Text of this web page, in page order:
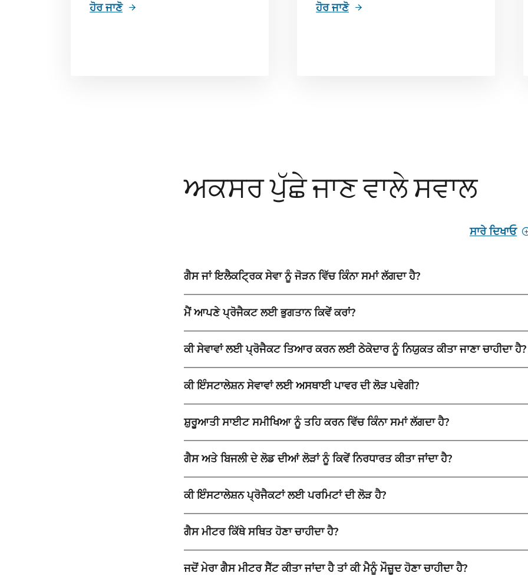
ਹੋਰ ਜਾਣੋ ਹੋਰ ਜਾਣੋ
ਅਕਸਰ ਪੁੱਛੇ ਜਾਣ ਵਾਲੇ ਸਵਾਲ
ਸਾਰੇ ਦਿਖਾਓ
ਗੈਸ ਜਾਂ ਇਲੈਕਟ੍ਰਿਕ ਸੇਵਾ ਨੂੰ ਜੋੜਨ ਵਿੱਚ ਕਿੰਨਾ ਸਮਾਂ ਲੱਗਦਾ ਹੈ?
ਮੈਂ ਆਪਣੇ ਪ੍ਰੋਜੈਕਟ ਲਈ ਭੁਗਤਾਨ ਕਿਵੇਂ ਕਰਾਂ?
ਕੀ ਸੇਵਾਵਾਂ ਲਈ ਪ੍ਰੋਜੈਕਟ ਤਿਆਰ ਕਰਨ ਲਈ ਠੇਕੇਦਾਰ ਨੂੰ ਨਿਯੁਕਤ ਕੀਤਾ ਜਾਣਾ ਚਾਹੀਦਾ ਹੈ?
ਕੀ ਇੰਸਟਾਲੇਸ਼ਨ ਸੇਵਾਵਾਂ ਲਈ ਅਸਥਾਈ ਪਾਵਰ ਦੀ ਲੋੜ ਪਵੇਗੀ?
ਸ਼ੁਰੂਆਤੀ ਸਾਈਟ ਸਮੀਖਿਆ ਨੂੰ ਤਹਿ ਕਰਨ ਵਿੱਚ ਕਿੰਨਾ ਸਮਾਂ ਲੱਗਦਾ ਹੈ?
ਗੈਸ ਅਤੇ ਬਿਜਲੀ ਦੇ ਲੋਡ ਦੀਆਂ ਲੋੜਾਂ ਨੂੰ ਕਿਵੇਂ ਨਿਰਧਾਰਤ ਕੀਤਾ ਜਾਂਦਾ ਹੈ?
ਕੀ ਇੰਸਟਾਲੇਸ਼ਨ ਪ੍ਰੋਜੈਕਟਾਂ ਲਈ ਪਰਮਿਟਾਂ ਦੀ ਲੋੜ ਹੈ?
ਗੈਸ ਮੀਟਰ ਕਿੱਥੇ ਸਥਿਤ ਹੋਣਾ ਚਾਹੀਦਾ ਹੈ?
ਜਦੋਂ ਮੇਰਾ ਗੈਸ ਮੀਟਰ ਸੈੱਟ ਕੀਤਾ ਜਾਂਦਾ ਹੈ ਤਾਂ ਕੀ ਮੈਨੂੰ ਮੌਜ਼ੂਦ ਹੋਣਾ ਚਾਹੀਦਾ ਹੈ?